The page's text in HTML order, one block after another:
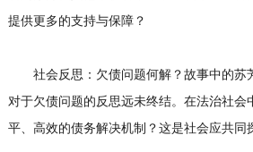
提供更多的支持与保障？
社会反思：欠债问题何解？故事中的苏
对于欠债问题的反思远未终结。在法治社会
平、高效的债务解决机制？这是社会应共同